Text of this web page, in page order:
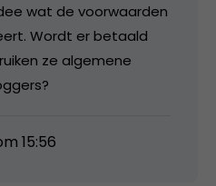
wat de voorwaarden
Wordt er betaald
ze algemene
15:56